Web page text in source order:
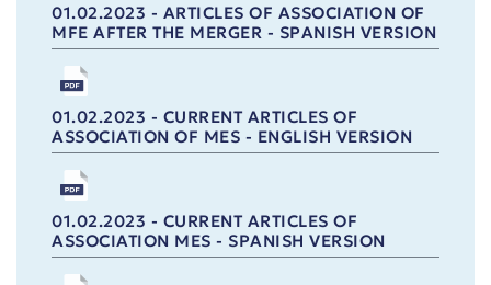
01.02.2023 - ARTICLES OF ASSOCIATION OF
MFE AFTER THE MERGER - SPANISH VERSION
01.02.2023 - CURRENT ARTICLES OF
ASSOCIATION OF MES - ENGLISH VERSION
01.02.2023 - CURRENT ARTICLES OF
ASSOCIATION MES - SPANISH VERSION